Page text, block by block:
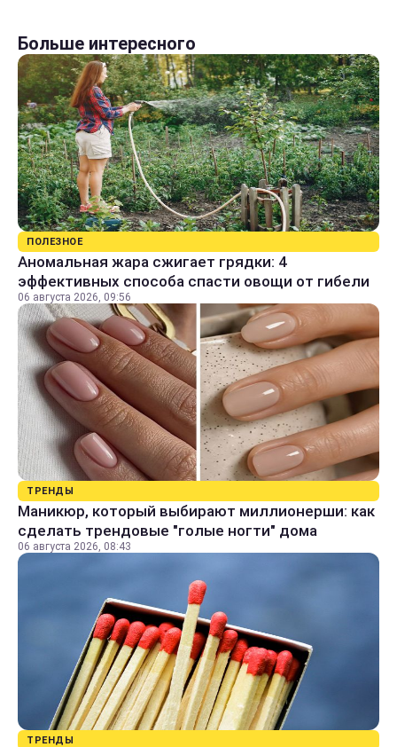
Больше интересного
ПОЛЕЗНОЕ
Аномальная жара сжигает грядки: 4
эффективных способа спасти овощи от гибели
06 августа 2026, 09:56
ТРЕНДЫ
Маникюр, который выбирают миллионерши: как
сделать трендовые "голые ногти" дома
06 августа 2026, 08:43
ТРЕНДЫ